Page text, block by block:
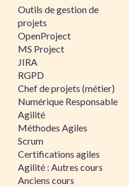
Outils de gestion de
projets
OpenProject
MS Project
JIRA
RGPD
Chef de projets (métier)
Numérique Responsable
Agilité
Méthodes Agiles
Scrum
Certifications agiles
Agilité : Autres cours
Anciens cours